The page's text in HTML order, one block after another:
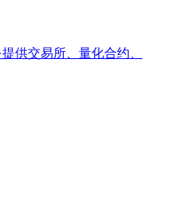
供交易所、量化合约、